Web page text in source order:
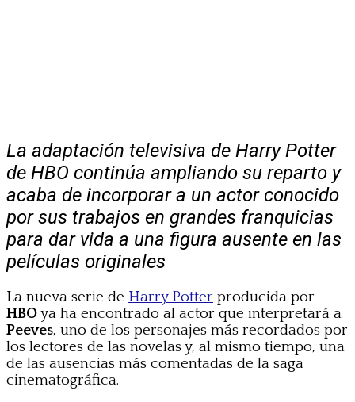
La adaptación televisiva de Harry Potter
de HBO continúa ampliando su reparto y
acaba de incorporar a un actor conocido
por sus trabajos en grandes franquicias
para dar vida a una figura ausente en las
películas originales
La nueva serie de Harry Potter producida por
HBOya ha encontrado al actor que interpretará a
Peeves, uno de los personajes más recordados por
los lectores de las novelas y, al mismo tiempo, una
de las ausencias más comentadas de la saga
cinematográfica.